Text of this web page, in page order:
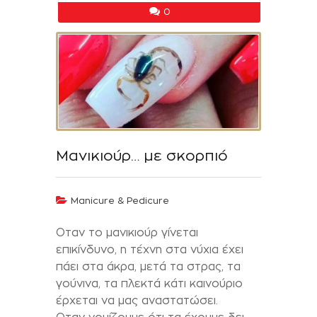
0
Μανικιούρ… με σκορπιό
Manicure & Pedicure
Οταν το μανικιούρ γίνεται
επικίνδυνο, η τέχνη στα νύχια έχει
πάει στα άκρα, μετά τα στρας, τα
γούνινα, τα πλεκτά κάτι καινούριο
έρχεται να μας αναστατώσει.